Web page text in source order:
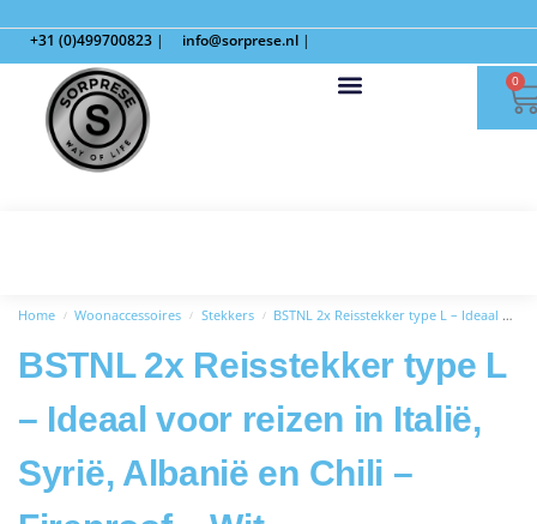
+31 (0)499700823 | info@sorprese.nl |
0
Home / Woonaccessoires / Stekkers / BSTNL 2x Reisstekker type L – Ideaal voor reizen in Italië, Syrië, Albanië en Chili – Fireproof – Wit
BSTNL 2x Reisstekker type L
– Ideaal voor reizen in Italië,
Syrië, Albanië en Chili –